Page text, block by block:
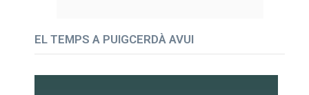
EL TEMPS A PUIGCERDÀ AVUI